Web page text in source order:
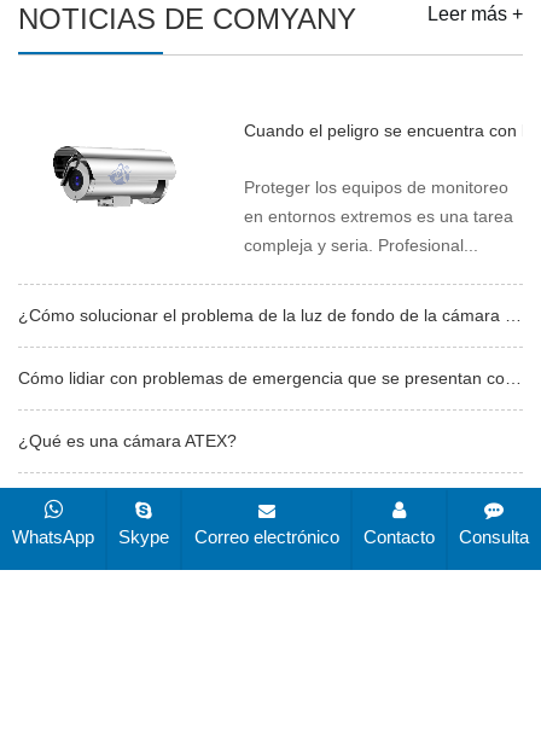
NOTICIAS DE COMYANY Leer más +
Cuando el peligro se encuentra con
Proteger los equipos de monitoreo
en entornos extremos es una tarea
compleja y seria. Profesional...
¿Qué es una cámara ATEX?
Guía de instalación y uso de cámaras a prueba de explosiones
WhatsApp Skype Correo electrónico Contacto Consulta